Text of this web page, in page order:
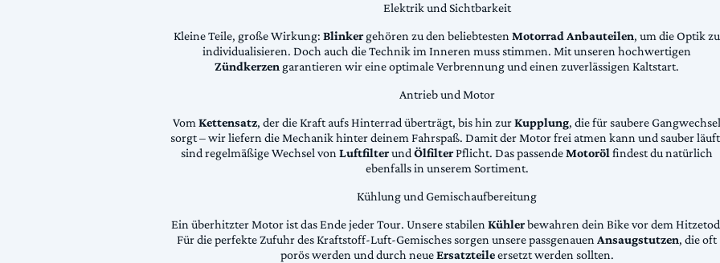
Elektrik und Sichtbarkeit
Kleine Teile, große Wirkung: Blinker gehören zu den beliebtestenMotorrad Anbauteilen, um die Optik zu
individualisieren. Doch auch die Technik im Inneren muss stimmen. Mit unseren hochwertigen
Zündkerzen garantieren wir eine optimale Verbrennung und einen zuverlässigen Kaltstart.
Antrieb und Motor
VomKettensatz, der die Kraft aufs Hinterrad überträgt, bis hin zurKupplung, die für saubere Gangwechsel
sorgt – wir liefern die Mechanik hinter deinem Fahrspaß. Damit der Motor frei atmen kann und sauber
sind regelmäßige Wechsel vonLuftfilterundÖlfilterPflicht. Das passendeMotorölfindest du natürlich
ebenfalls in unserem Sortiment.
Kühlung und Gemischaufbereitung
Ein überhitzter Motor ist das Ende jeder Tour. Unsere stabilenKühlerbewahren dein Bike vor dem
Für die perfekte Zufuhr des Kraftstoff-Luft-Gemisches sorgen unsere passgenauenAnsaugstutzen, die oft
porös werden und durch neueErsatzteileersetzt werden sollten.